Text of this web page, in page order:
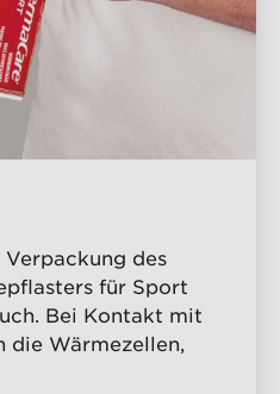
des
für Sport
Bei Kontakt mit
die Wärmezellen,